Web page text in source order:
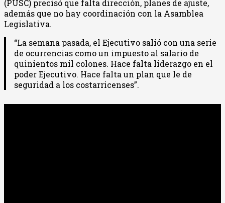
(PUSC) precisó que falta dirección, planes de ajuste,
además que no hay coordinación con la Asamblea
Legislativa.
“La semana pasada, el Ejecutivo salió con una serie
de ocurrencias como un impuesto al salario de
quinientos mil colones. Hace falta liderazgo en el
poder Ejecutivo. Hace falta un plan que le de
seguridad a los costarricenses”.